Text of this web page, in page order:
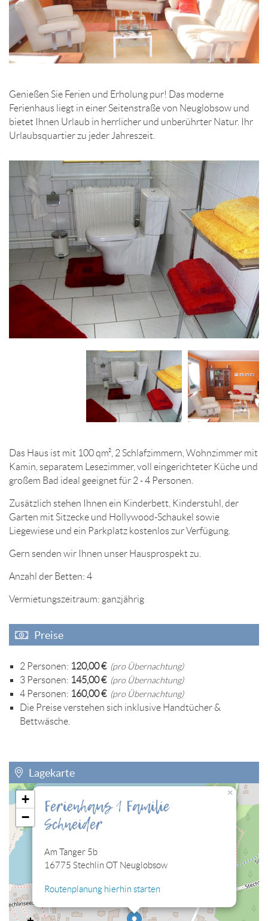
Genießen Sie Ferien und Erholung pur! Das moderne
Ferienhaus liegt in einer Seitenstraße von Neuglobsow und
bietet Ihnen Urlaub in herrlicher und unberührter Natur. Ihr
Urlaubsquartier zu jeder Jahreszeit.
Das Haus ist mit 100 qm², 2 Schlafzimmern, Wohnzimmer mit
Kamin, separatem Lesezimmer, voll eingerichteter Küche und
großem Bad ideal geeignet für 2 - 4 Personen.
Zusätzlich stehen Ihnen ein Kinderbett, Kinderstuhl, der
Garten mit Sitzecke und Hollywood-Schaukel sowie
Liegewiese und ein Parkplatz kostenlos zur Verfügung.
Gern senden wir Ihnen unser Hausprospekt zu.
Anzahl der Betten: 4
Vermietungszeitraum: ganzjährig
Preise
2 Personen: 120,00 €(pro Übernachtung)
3 Personen: 145,00 €(pro Übernachtung)
4 Personen: 160,00 €(pro Übernachtung)
Die Preise verstehen sich inklusive Handtücher &
Bettwäsche.
Lagekarte
Sie müssen die Cookies der Kategorie "Personalisierung"
zulassen, damit Sie die hier eingebettete Lagekarte sehen
können.
Cookies jetzt bearbeiten
Ferienhaus 1 Familie
Schneider
Am Tanger 5b
16775 Stechlin OT Neuglobsow
Routenplanung hierhin starten
×
+
−